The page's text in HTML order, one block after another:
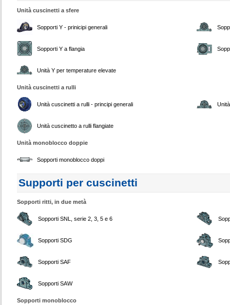
Unità cuscinetti a sfere
Sopporti Y - prinicipi generali
Sopporti Y a flangia
Unità Y per temperature elevate
Unità cuscinetti a rulli
Unità cuscinetti a rulli - principi generali
Unità cuscinetto a rulli flangiate
Unità monoblocco doppie
Sopporti monoblocco doppi
Supporti per cuscinetti
Sopporti ritti, in due metà
Sopporti SNL, serie 2, 3, 5 e 6
Sopporti SDG
Sopporti SAF
Sopporti SAW
Sopporti monoblocco